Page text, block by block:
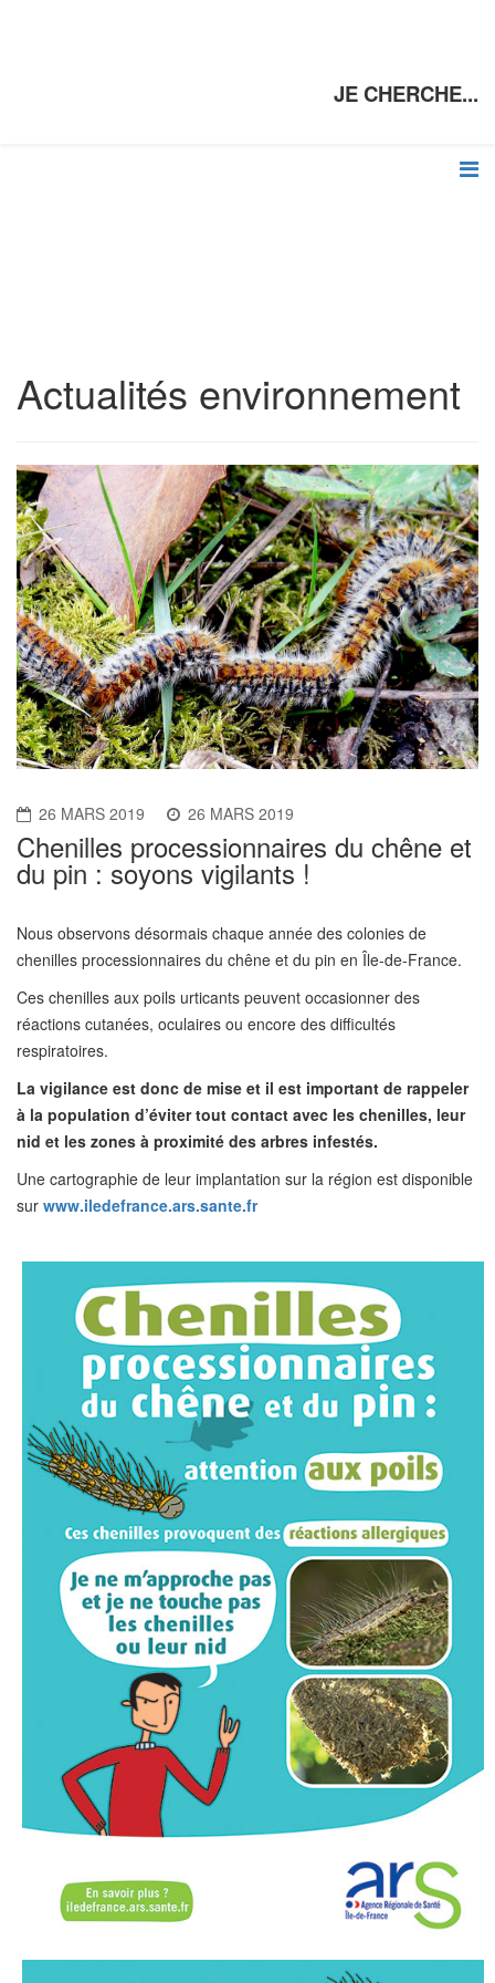
JE CHERCHE...
Actualités environnement
26 MARS 2019 26 MARS 2019
Chenilles processionnaires du chêne et
du pin : soyons vigilants !
Nous observons désormais chaque année des colonies de
chenilles processionnaires du chêne et du pin en Île-de-France.
Ces chenilles aux poils urticants peuvent occasionner des
réactions cutanées, oculaires ou encore des difficultés
respiratoires.
La vigilance est donc de mise et il est important de rappeler
à la population d’éviter tout contact avec les chenilles, leur
nid et les zones à proximité des arbres infestés.
Une cartographie de leur implantation sur la région est disponible
sur www.iledefrance.ars.sante.fr